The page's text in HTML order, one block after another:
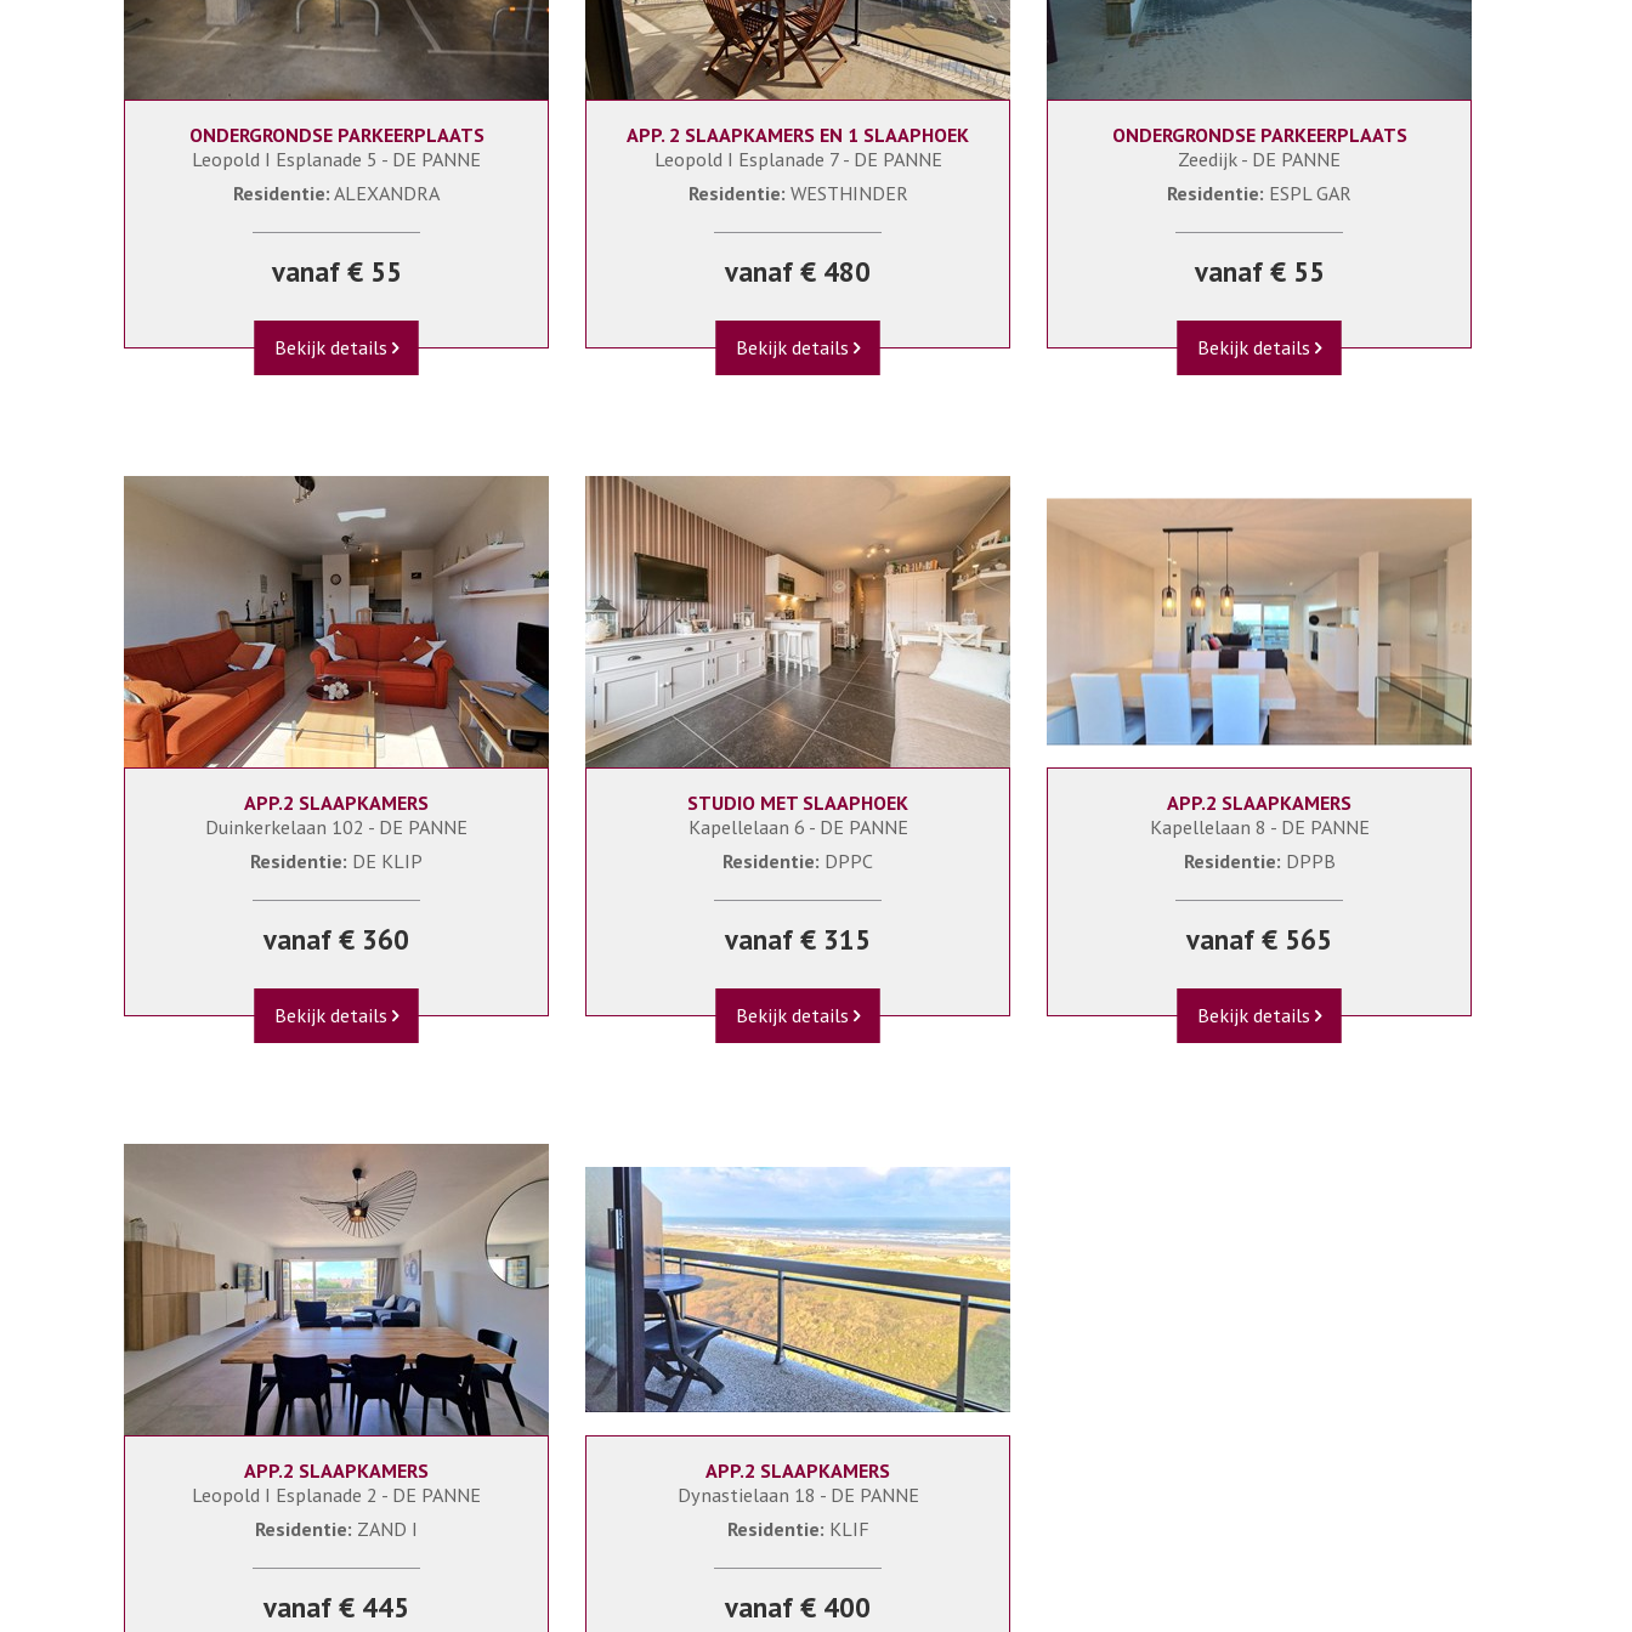
0 ALEXANDR/P28+0410
ONDERGRONDSE PARKEERPLAATS
Leopold I Esplanade 5 - DE PANNE
Residentie: ALEXANDRA
vanaf € 55
Bekijk details
6 WESTHIND/WEST0810+P66
APP. 2 SLAAPKAMERS EN 1 SLAAPHOEK
Leopold I Esplanade 7 - DE PANNE
Residentie: WESTHINDER
vanaf € 480
Bekijk details
0 ESPL GAR/ESPLP19
ONDERGRONDSE PARKEERPLAATS
Zeedijk - DE PANNE
Residentie: ESPL GAR
vanaf € 55
Bekijk details
6 DEKLIP/KLIP203(L2)
APP.2 SLAAPKAMERS
Duinkerkelaan 102 - DE PANNE
Residentie: DE KLIP
vanaf € 360
Bekijk details
4 DPPC/C0804(8B)
STUDIO MET SLAAPHOEK
Kapellelaan 6 - DE PANNE
Residentie: DPPC
vanaf € 315
Bekijk details
6 DPPB/B0908+G10
APP.2 SLAAPKAMERS
Kapellelaan 8 - DE PANNE
Residentie: DPPB
vanaf € 565
Bekijk details
ZANDI/ZANDI 0504+G21 SOLARIS
APP.2 SLAAPKAMERS
Leopold I Esplanade 2 - DE PANNE
Residentie: ZAND I
vanaf € 445
6 KLIF/0503
APP.2 SLAAPKAMERS
Dynastielaan 18 - DE PANNE
Residentie: KLIF
vanaf € 400